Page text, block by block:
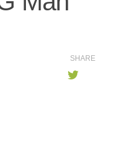
SHARE